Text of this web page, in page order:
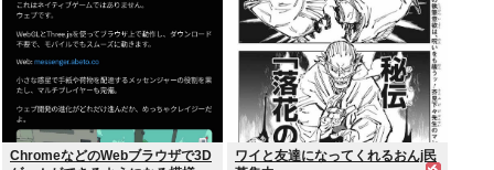
ChromeなどのWebブラウザで3D
ワイと友達になってくれるおんj民